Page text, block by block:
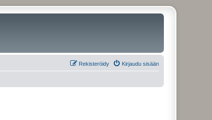
Kirjaudu sisään
Rekisteröidy